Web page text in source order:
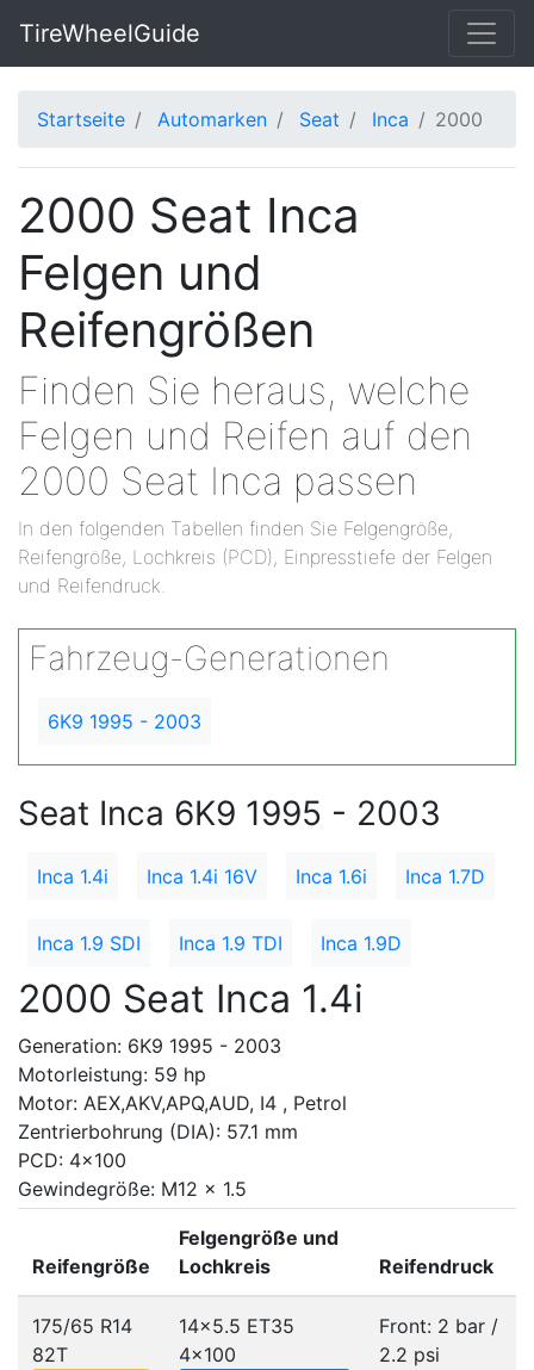
TireWheelGuide
Startseite Automarken Seat Inca 2000
2000 Seat Inca
Felgen und
Reifengrößen
Finden Sie heraus, welche
Felgen und Reifen auf den
2000 Seat Inca passen
In den folgenden Tabellen finden Sie Felgengröße,
Reifengröße, Lochkreis (PCD), Einpresstiefe der Felgen
und Reifendruck.
Fahrzeug-Generationen
6K9 1995 - 2003
Seat Inca 6K9 1995 - 2003
Inca 1.4i Inca 1.4i 16V Inca 1.6i Inca 1.7D
Inca 1.9 SDI Inca 1.9 TDI Inca 1.9D
2000 Seat Inca 1.4i
Generation: 6K9 1995 - 2003
Motorleistung: 59 hp
Motor: AEX,AKV,APQ,AUD, I4 , Petrol
Zentrierbohrung (DIA): 57.1 mm
PCD: 4x100
Gewindegröße: M12 x 1.5
Reifengröße
Felgengröße und
Lochkreis
Reifendruck
175/65 R14
82T
14x5.5 ET35
4x100
Front: 2 bar /
2.2 psi